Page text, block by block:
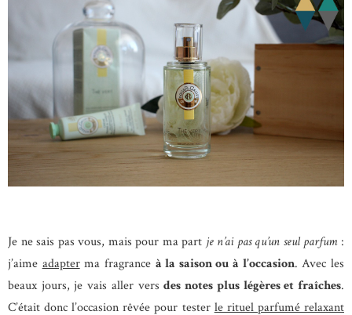
Je ne sais pas vous, mais pour ma part je n’ai pas qu’un seul parfum:
j’aime adapterma fragrance à la saison ou à l’occasion. Avec les
beaux jours, je vais aller versdes notes plus légères et fraîches.
C’était donc l’occasion rêvée pour tester le rituel parfumé relaxant